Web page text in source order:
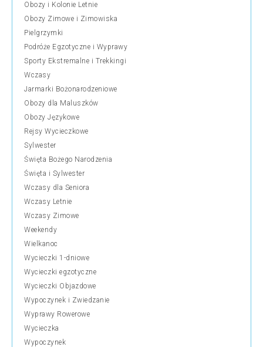
Obozy i Kolonie Letnie
Obozy Zimowe i Zimowiska
Pielgrzymki
Podróże Egzotyczne i Wyprawy
Sporty Ekstremalne i Trekkingi
Wczasy
Jarmarki Bożonarodzeniowe
Obozy dla Maluszków
Obozy Językowe
Rejsy Wycieczkowe
Sylwester
Święta Bożego Narodzenia
Święta i Sylwester
Wczasy dla Seniora
Wczasy Letnie
Wczasy Zimowe
Weekendy
Wielkanoc
Wycieczki 1-dniowe
Wycieczki egzotyczne
Wycieczki Objazdowe
Wypoczynek i Zwiedzanie
Wyprawy Rowerowe
Wycieczka
Wypoczynek